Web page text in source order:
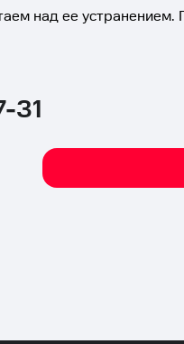
над ее устранением.
31